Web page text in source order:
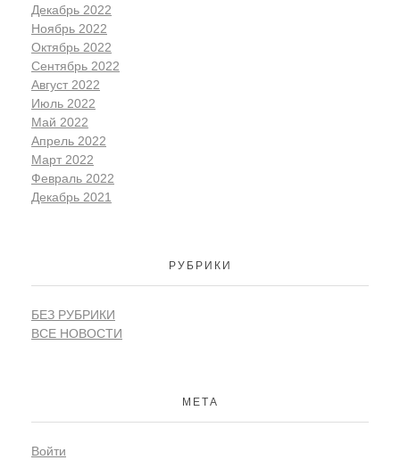
Декабрь 2022
Ноябрь 2022
Октябрь 2022
Сентябрь 2022
Август 2022
Июль 2022
Май 2022
Апрель 2022
Март 2022
Февраль 2022
Декабрь 2021
РУБРИКИ
БЕЗ РУБРИКИ
ВСЕ НОВОСТИ
МЕТА
Войти